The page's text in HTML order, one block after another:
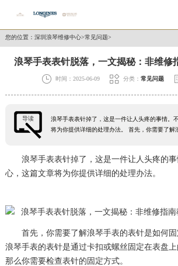
您的位置： 深圳浪琴维修中心>常见问题>
浪琴手表表针脱落，一文揭秘：非维修
 时间：2025-06-09  分类： 常见问题
导读
浪琴手表表针掉了，这是一件让人头疼的事情。
将为你提供详细的处理办法。 首先，你需要了解
浪琴手表表针掉了，这是一件让人头疼的事
心，这篇文章将为你提供详细的处理办法。
首先，你需要了解浪琴手表的表针是如何固
浪琴手表的表针是通过卡扣或螺丝固定在表盘上
那么你需要检查表针的固定方式。